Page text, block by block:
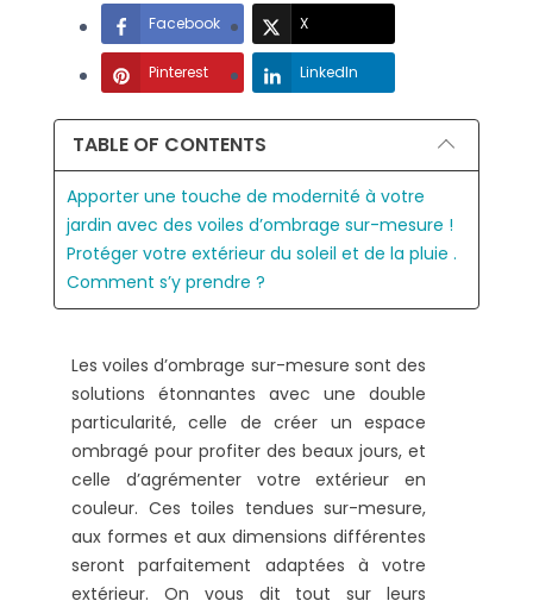
Facebook X
Pinterest LinkedIn
TABLE OF CONTENTS
Apporter une touche de modernité à votre
jardin avec des voiles d’ombrage sur-mesure !
Protéger votre extérieur du soleil et de la pluie .
Comment s’y prendre ?
Les voiles d’ombrage sur-mesure sont des
solutions étonnantes avec une double
particularité, celle de créer un espace
ombragé pour profiter des beaux jours, et
celle d’agrémenter votre extérieur en
couleur. Ces toiles tendues sur-mesure,
aux formes et aux dimensions différentes
seront parfaitement adaptées à votre
extérieur. On vous dit tout sur leurs